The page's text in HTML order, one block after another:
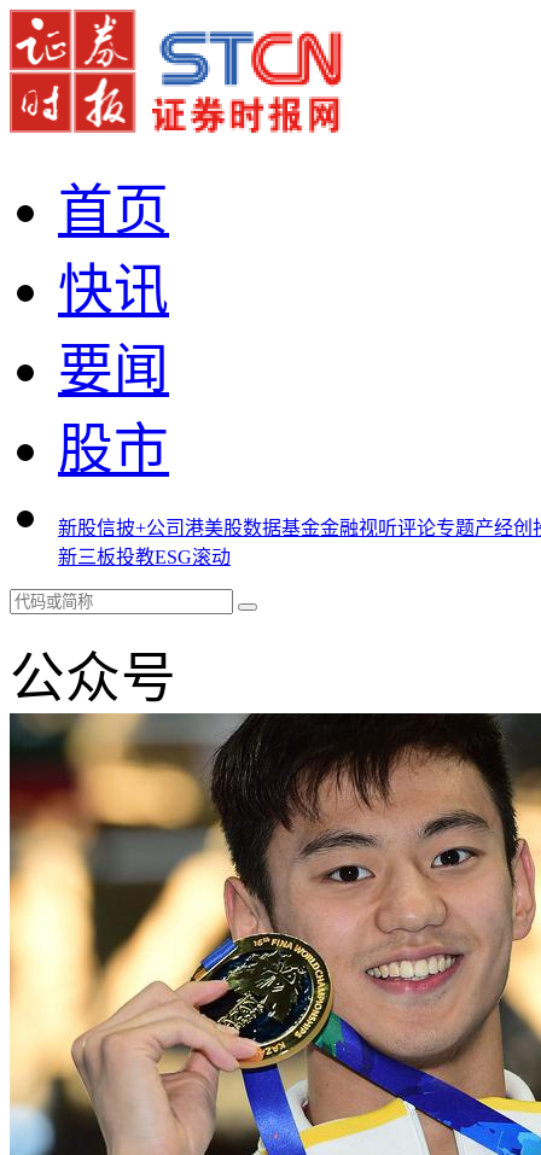
首页
快讯
要闻
股市
新股信披+公司港美股数据基金金融视听评论专题产经创
新三板投教ESG滚动
公众号